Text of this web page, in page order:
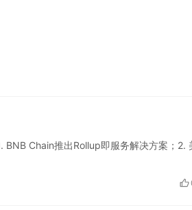
Chain推出Rollup即服务解决方案；2.